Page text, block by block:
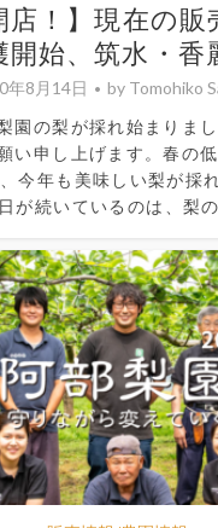
店！】現在の販
開始、筑水・香
年8月14日 by Tomohiko
園の梨が採れ始まりま
い申し上げます。春の
今年も美味しい梨が採
が続いているのは、梨